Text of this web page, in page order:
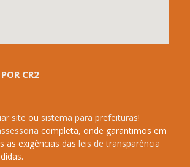
CR2
site ou sistema para prefeituras!
completa, onde garantimos em
as exigências das leis de transparência